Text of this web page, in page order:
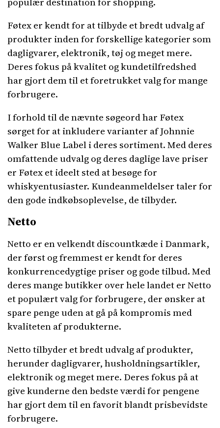
Føtex er kendt for at tilbyde et bredt udvalg af
produkter inden for forskellige kategorier som
dagligvarer, elektronik, tøj og meget mere.
Deres fokus på kvalitet og kundetilfredshed
har gjort dem til et foretrukket valg for mange
forbrugere.
I forhold til de nævnte søgeord har Føtex
sørget for at inkludere varianter af Johnnie
Walker Blue Label i deres sortiment. Med deres
omfattende udvalg og deres daglige lave priser
er Føtex et ideelt sted at besøge for
whiskyentusiaster. Kundeanmeldelser taler for
den gode indkøbsoplevelse, de tilbyder.
Netto
Netto er en velkendt discountkæde i Danmark,
der først og fremmest er kendt for deres
konkurrencedygtige priser og gode tilbud. Med
deres mange butikker over hele landet er Netto
et populært valg for forbrugere, der ønsker at
spare penge uden at gå på kompromis med
kvaliteten af produkterne.
Netto tilbyder et bredt udvalg af produkter,
herunder dagligvarer, husholdningsartikler,
elektronik og meget mere. Deres fokus på at
give kunderne den bedste værdi for pengene
har gjort dem til en favorit blandt prisbevidste
forbrugere.